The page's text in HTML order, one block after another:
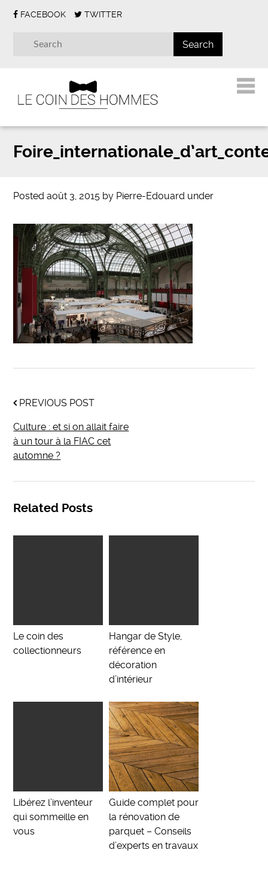
FACEBOOK TWITTER
Postedaoût 3, 2015 by Pierre-Edouard under
PREVIOUS POST
Culture : et si on allait faire
à un tour à la FIAC cet
automne ?
Related Posts
Le coin des
collectionneurs
Hangar de Style,
référence en
décoration
d’intérieur
Libérez l’inventeur
qui sommeille en
vous
Guide complet pour
la rénovation de
parquet – Conseils
d’experts en travaux